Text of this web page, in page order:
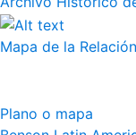
Mapa de la
Plano o mapa